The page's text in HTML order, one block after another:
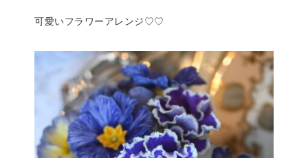
可愛いフラワーアレンジ♡♡